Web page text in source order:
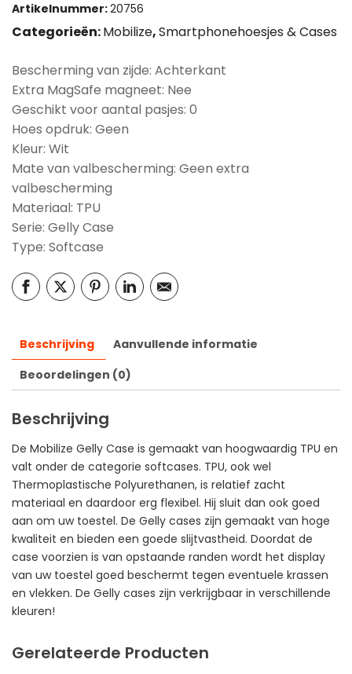
Artikelnummer:20756
Categorieën:Mobilize,Smartphonehoesjes & Cases
Bescherming van zijde: Achterkant
Extra MagSafe magneet: Nee
Geschikt voor aantal pasjes: 0
Hoes opdruk: Geen
Kleur: Wit
Mate van valbescherming: Geen extra
valbescherming
Materiaal: TPU
Serie: Gelly Case
Type: Softcase
Beschrijving
Aanvullende informatie
Beoordelingen (0)
Beschrijving
De Mobilize Gelly Case is gemaakt van hoogwaardig TPU en
valt onder de categorie softcases. TPU, ook wel
Thermoplastische Polyurethanen, is relatief zacht
materiaal en daardoor erg flexibel. Hij sluit dan ook goed
aan om uw toestel. De Gelly cases zijn gemaakt van hoge
kwaliteit en bieden een goede slijtvastheid. Doordat de
case voorzien is van opstaande randen wordt het display
van uw toestel goed beschermt tegen eventuele krassen
en vlekken. De Gelly cases zijn verkrijgbaar in verschillende
kleuren!
Gerelateerde Producten